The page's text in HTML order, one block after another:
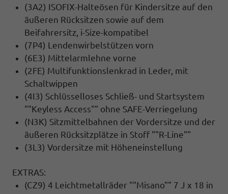
(3A2) ISOFIX-Halteösen für Kindersitze auf den
äußeren Rücksitzen sowie auf dem
Beifahrersitz, i-Size-kompatibel
(7P4) Lendenwirbelstützen vorn
(6E3) Mittelarmlehne vorne
(2FE) Multifunktionslenkrad in Leder, mit
Schaltwippen
(4I3) Schlüsselloses Schließ- und Startsystem
""Keyless Access"" ohne SAFE-Verriegelung
(N3K) Sitzmittelbahnen der Vordersitze und der
äußeren Rücksitzplätze in Stoff ""R-Line""
(3L3) Vordersitze mit Höheneinstellung
EXTRAS:
(CZ9) 4 Leichtmetallräder ""Misano"" 7 J x 18 in